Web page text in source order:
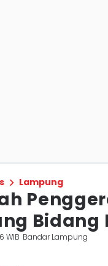
Lampung
Bidang
WIB Bandar Lampung